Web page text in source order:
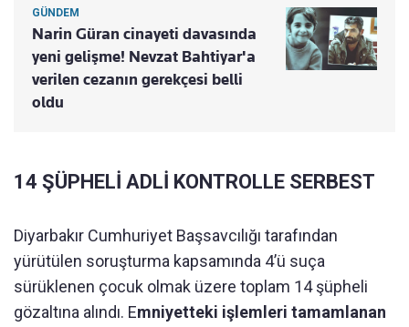
GÜNDEM
Narin Güran cinayeti davasında
yeni gelişme! Nevzat Bahtiyar'a
verilen cezanın gerekçesi belli
oldu
14 ŞÜPHELİ ADLİ KONTROLLE SERBEST
Diyarbakır Cumhuriyet Başsavcılığı tarafından
yürütülen soruşturma kapsamında 4’ü suça
sürüklenen çocuk olmak üzere toplam 14 şüpheli
gözaltına alındı. Emniyetteki işlemleri tamamlanan